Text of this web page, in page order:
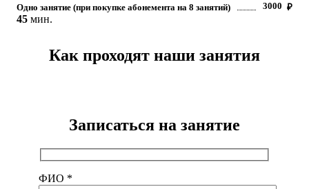
Одно занятие (при покупке абонемента на 8 занятий) ₽
3000
45 мин.
Как проходят наши занятия
Записаться на занятие
ФИО *